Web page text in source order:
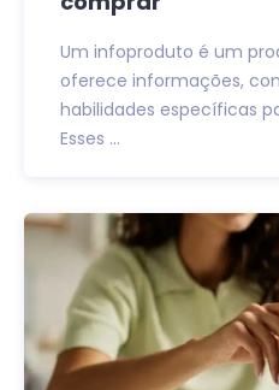
Um infoproduto é um
oferece informações,
habilidades específicas
Esses ...